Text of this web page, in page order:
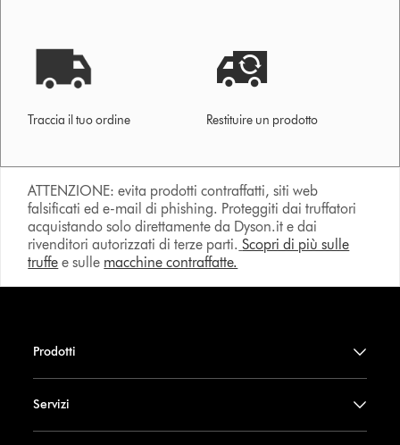
Traccia il tuo ordine Restituire un prodotto
ATTENZIONE: evita prodotti contraffatti, siti web
falsificati ed e-mail di phishing. Proteggiti dai truffatori
acquistando solo direttamente da Dyson.it e dai
rivenditori autorizzati di terze parti. Scopri di più sulle
truffe e sulle macchine contraffatte.
Prodotti
Servizi